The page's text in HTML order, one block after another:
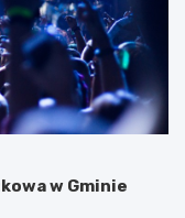
w Gminie